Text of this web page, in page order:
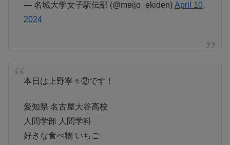
— 名城大学女子駅伝部 (@meijo_ekiden) April 10,
2024
本日は上野寧々②です！
愛知県 名古屋大谷高校
人間学部 人間学科
好きな食べ物 いちご